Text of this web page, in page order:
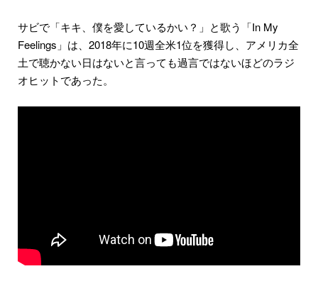
サビで「キキ、僕を愛しているかい？」と歌う「In My
Feelings」は、2018年に10週全米1位を獲得し、アメリカ全
土で聴かない日はないと言っても過言ではないほどのラジ
オヒットであった。